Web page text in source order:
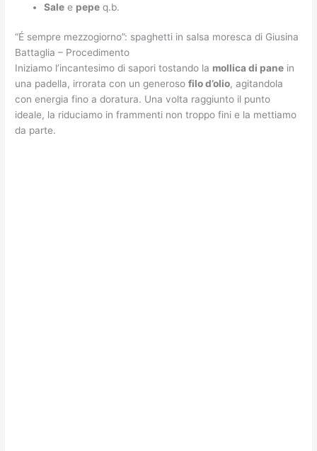
Sale e pepe q.b.
“É sempre mezzogiorno”: spaghetti in salsa moresca di Giusina
Battaglia – Procedimento
Iniziamo l’incantesimo di sapori tostando la mollica di pane in
una padella, irrorata con un generosofilo d’olio, agitandola
con energia fino a doratura. Una volta raggiunto il punto
ideale, la riduciamo in frammenti non troppo fini e la mettiamo
da parte.